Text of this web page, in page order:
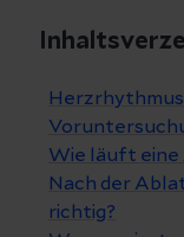
Wie läuft eine
Nach der
richtig?